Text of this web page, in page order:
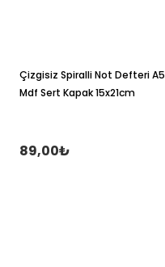
Çizgisiz Spiralli Not Defteri A5
Mdf Sert Kapak 15x21cm
89,00₺